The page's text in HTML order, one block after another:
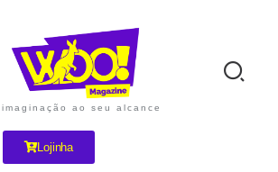
imaginação ao seu alcance
Lojinha